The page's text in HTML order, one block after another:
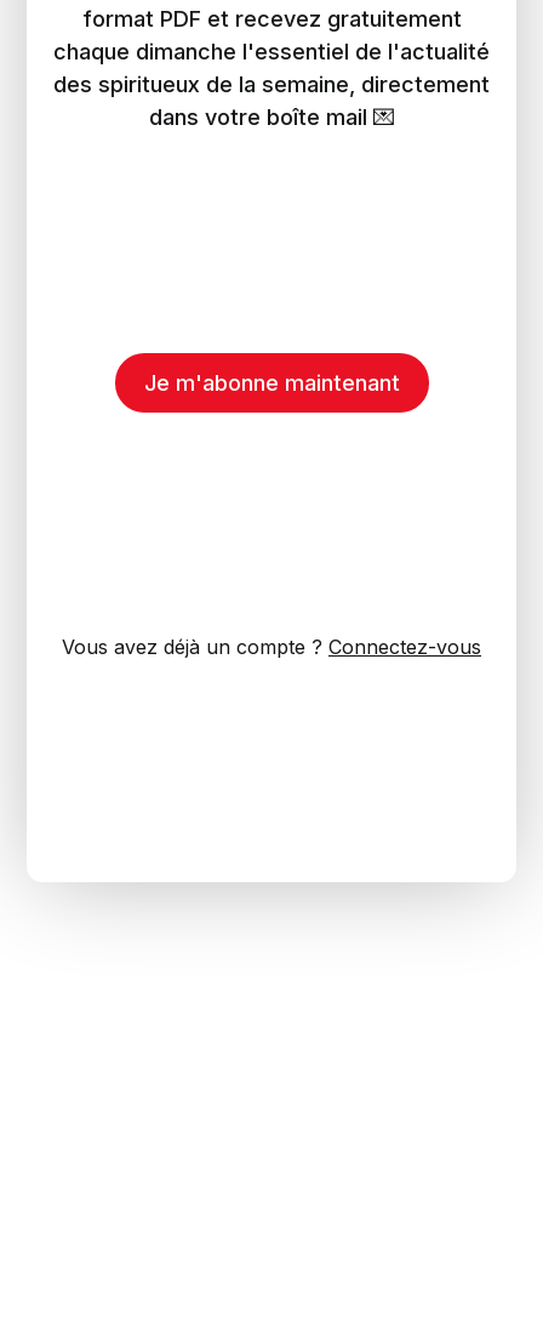
format PDF et recevez gratuitement
chaque dimanche l'essentiel de l'actualité
des spiritueux de la semaine, directement
dans votre boîte mail 💌
Je m'abonne maintenant
Vous avez déjà un compte ? Connectez-vous